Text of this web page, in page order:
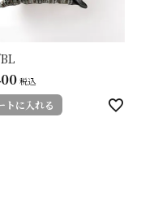
税込
トに入れる